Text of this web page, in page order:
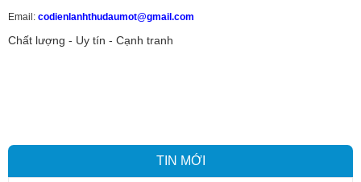
Email: codienlanhthudaumot@gmail.com
Chất lượng - Uy tín - Cạnh tranh
TIN MỚI